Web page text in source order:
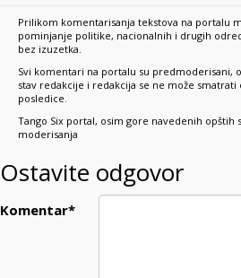
Prilikom komentarisanja tekstova na portalu
pominjanje politike, nacionalnih i drugih
bez izuzetka.
Svi komentari na portalu su predmoderisani,
stav redakcije i redakcija se ne može
posledice.
Tango Six portal, osim gore navedenih
moderisanja
Ostavite odgovor
Komentar*